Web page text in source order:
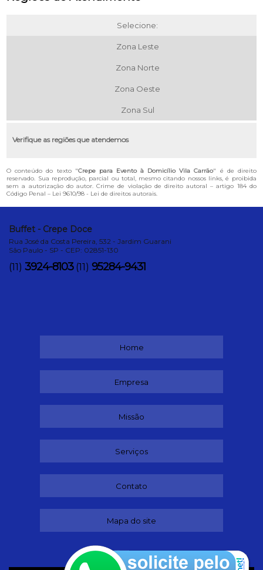
Selecione:
Zona Leste
Zona Norte
Zona Oeste
Zona Sul
Verifique as regiões que atendemos
O conteúdo do texto "Crepe para Evento à Domicílio Vila Carrão" é de direito
reservado. Sua reprodução, parcial ou total, mesmo citando nossos links, é proibida
sem a autorização do autor. Crime de violação de direito autoral – artigo 184 do
Código Penal – Lei 9610/98 - Lei de direitos autorais.
Buffet - Crepe Doce
Rua José da Costa Pereira, 532 - Jardim Guarani
São Paulo - SP - CEP: 02851-130
(11) 3924-8103 (11) 95284-9431
Home
Empresa
Missão
Serviços
Contato
Mapa do site